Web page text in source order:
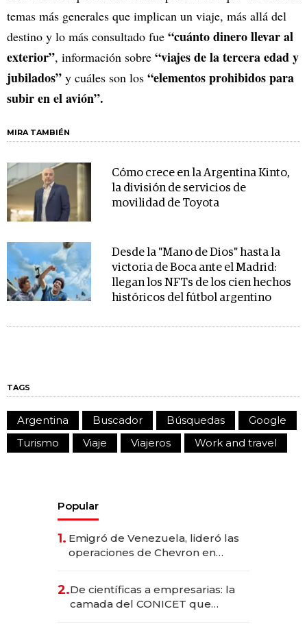
temas más generales que implican un viaje, más allá del
destino y lo más consultado fue “cuánto dinero llevar al
exterior”, información sobre “viajes de la tercera edad y
jubilados” y cuáles son los “elementos prohibidos para
subir en el avión”.
MIRA TAMBIÉN
Cómo crece en la Argentina Kinto,
la división de servicios de
movilidad de Toyota
Desde la "Mano de Dios" hasta la
victoria de Boca ante el Madrid:
llegan los NFTs de los cien hechos
históricos del fútbol argentino
TAGS
Argentina Buscador Búsquedas
Google
Turismo
Viaje Viajeros Work and travel
Popular
1. Emigró de Venezuela, lideró las
operaciones de Chevron en
2.De científicas a empresarias: la
camada del CONICET que